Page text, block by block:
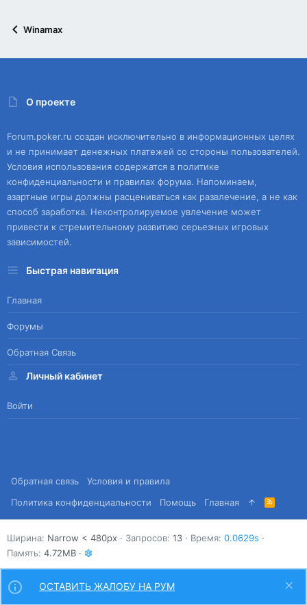
Winamax
О проекте
Forum.poker.ru создан исключительно в информационных целях
и не принимает денежных платежей со стороны пользователей.
Условия использования содержатся в политике
конфиденциальности и правилах форума. Напоминаем,
азартные игры должны расцениваться как развлечение, а не как
способ заработка. Неконтролируемое увлечение может
привести к стремительному развитию серьезных игровых
зависимостей.
Быстрая навигация
Главная
Форумы
Обратная Связь
Личный кабинет
Войти
Обратная связь
Условия и правила
Политика конфиденциальности
Помощь Главная
R
S
S
Ширина Запросов 13 Время 0.0629s
Память 4.72MB
Снизу
ОСТАВИТЬ ЖАЛОБУ НА РУМ